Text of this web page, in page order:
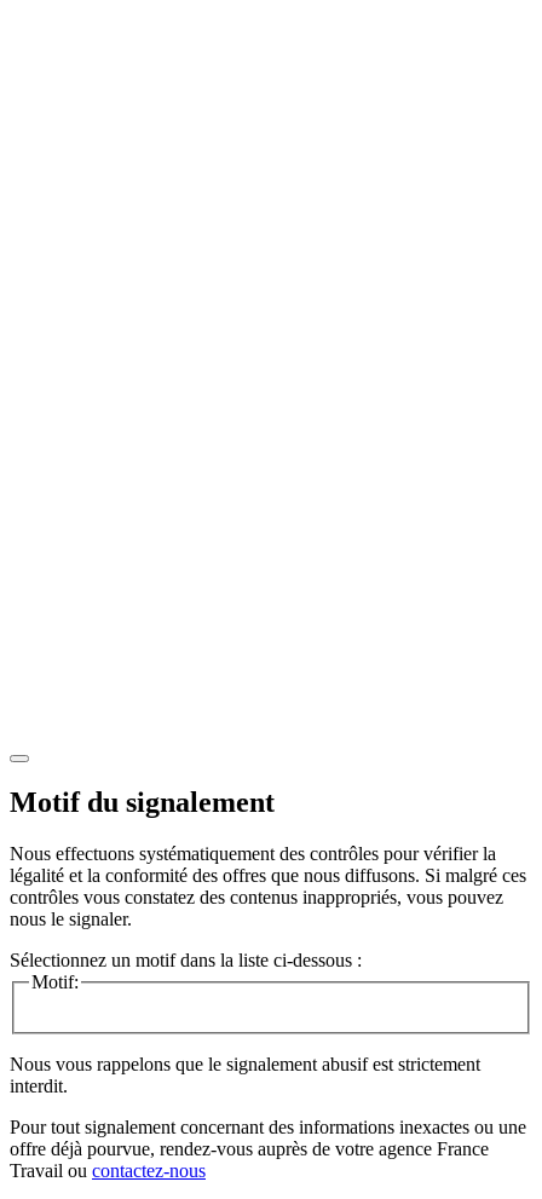
Motif du signalement
Nous effectuons systématiquement des contrôles pour vérifier la
légalité et la conformité des offres que nous diffusons. Si malgré ces
contrôles vous constatez des contenus inappropriés, vous pouvez
nous le signaler.
Sélectionnez un motif dans la liste ci-dessous :
Motif:
Nous vous rappelons que le signalement abusif est strictement
interdit.
Pour tout signalement concernant des informations inexactes ou une
offre déjà pourvue, rendez-vous auprès de votre agence France
Travail ou contactez-nous